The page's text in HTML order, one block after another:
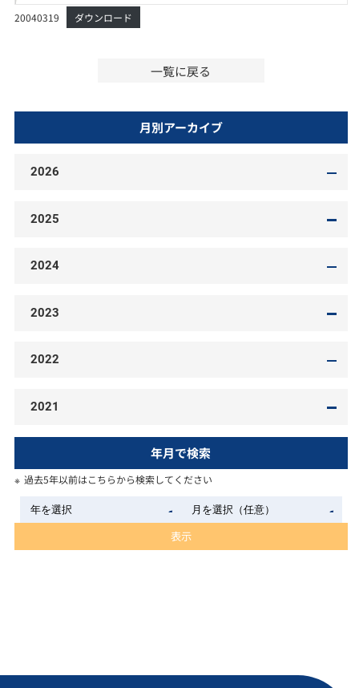
20040319 ダウンロード
一覧に戻る
月別アーカイブ
2026
2025
2024
2023
2022
2021
年月で検索
過去5年以前はこちらから検索してください
表示